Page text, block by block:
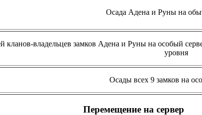
Осада Адена и Руны на
кланов-владельцев замков Адена и Руны на особый
уровня
Осады всех 9 замков на
Перемещение на сервер